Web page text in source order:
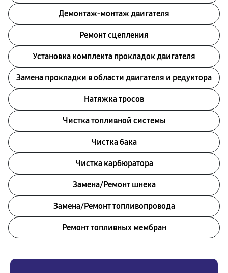
Демонтаж-монтаж двигателя
Ремонт сцепления
Установка комплекта прокладок двигателя
Замена прокладки в области двигателя и редуктора
Натяжка тросов
Чистка топливной системы
Чистка бака
Чистка карбюратора
Замена/Pемонт шнека
Замена/Pемонт топливопровода
Ремонт топливных мембран